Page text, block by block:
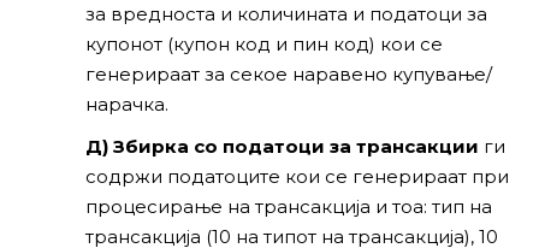
за вредноста и количината и податоци за
купонот (купон код и пин код) кои се
генерираат за секое наравено купување/
нарачка.
Д) Збирка со податоци за трансакции ги
содржи податоците кои се генерираат при
процесирање на трансакција и тоа: тип на
трансакција (10 на типот на трансакција), 10